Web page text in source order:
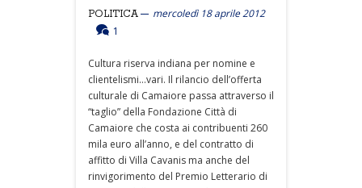
POLITICA
mercoledì 18 aprile 2012
1
Cultura riserva indiana per nomine e
clientelismi…vari. Il rilancio dell’offerta
culturale di Camaiore passa attraverso il
“taglio” della Fondazione Città di
Camaiore che costa ai contribuenti 260
mila euro all’anno, e del contratto di
affitto di Villa Cavanis ma anche del
rinvigorimento del Premio Letterario di